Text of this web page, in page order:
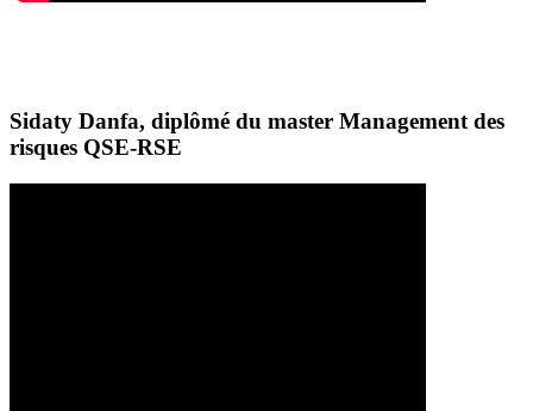
Sidaty Danfa, diplômé du master Management des
risques QSE-RSE